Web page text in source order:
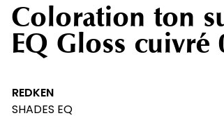
Coloration ton
EQ Gloss cuivré
REDKEN
SHADES EQ